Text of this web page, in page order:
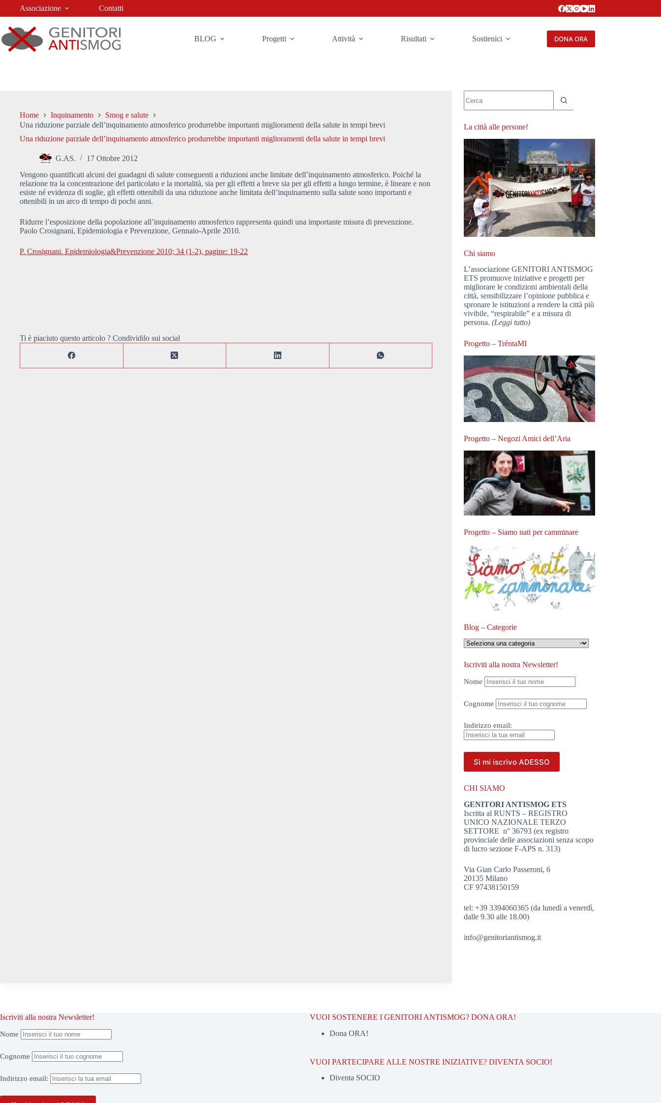
Associazione Contatti
BLOG Progetti Attività Risultati Sostienici DONA ORA
Home Inquinamento
Smog e salute
Una riduzione parziale dell’inquinamento atmosferico produrrebbe importanti miglioramenti della salute in tempi brevi
Una riduzione parziale dell’inquinamento atmosferico produrrebbe importanti miglioramenti della salute in tempi brevi
G.AS.
17 Ottobre 2012
Vengono quantificati alcuni dei guadagni di salute conseguenti a riduzioni anche limitate dell’inquinamento atmosferico. Poiché la
relazione tra la concentrazione del particolato e la mortalità, sia per gli effetti a breve sia per gli effetti a lungo termine, è lineare e non
esiste né evidenza di soglie, gli effetti ottenibili da una riduzione anche limitata dell’inquinamento sulla salute sono importanti e
ottenibili in un arco di tempo di pochi anni.
Ridurre l’esposizione della popolazione all’inquinamento atmosferico rappresenta quindi una importante misura di prevenzione.
Paolo Crosignani, Epidemiologia e Prevenzione, Gennaio-Aprile 2010.
P. Crosignani. Epidemiologia&Prevenzione 2010; 34 (1-2), pagine: 19-22
Ti è piaciuto questo articolo ? Condividilo sui social
risultato
La città alle persone!
Chi siamo
L’associazione GENITORI ANTISMOG
ETS promuove iniziative e progetti per
migliorare le condizioni ambientali della
città, sensibilizzare l’opinione pubblica e
spronare le istituzioni a rendere la città più
vivibile, “respirabile” e a misura di
persona.(Leggi tutto)
Progetto – TréntaMI
Progetto – Negozi Amici dell’Aria
Progetto – Siamo nati per camminare
Blog – Categorie
Blog
–
Iscriviti alla nostra Newsletter!
Nome
Cognome
Indirizzo email:
CHI SIAMO
GENITORI ANTISMOG ETS
Iscritta al RUNTS – REGISTRO
UNICO NAZIONALE TERZO
SETTORE n° 36793 (ex registro
provinciale delle associazioni senza scopo
di lucro sezione F-APS n. 313)
Via Gian Carlo Passeroni, 6
20135 Milano
CF 97438150159
tel: +39 3394060365 (da lunedì a venerdì,
dalle 9.30 alle 18.00)
info@genitoriantismog.it
Iscriviti alla nostra Newsletter!
Nome
Cognome
Indirizzo email:
VUOI SOSTENERE I GENITORI ANTISMOG? DONA ORA!
Dona ORA!
VUOI PARTECIPARE ALLE NOSTRE INIZIATIVE? DIVENTA SOCIO!
Diventa SOCIO